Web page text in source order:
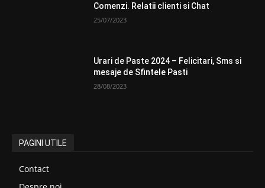
Comenzi. Relatii clienti si Chat
25/07/2023
Urari de Paste 2024 – Felicitari, Sms si
mesaje de Sfintele Pasti
28/08/2023
PAGINI UTILE
Contact